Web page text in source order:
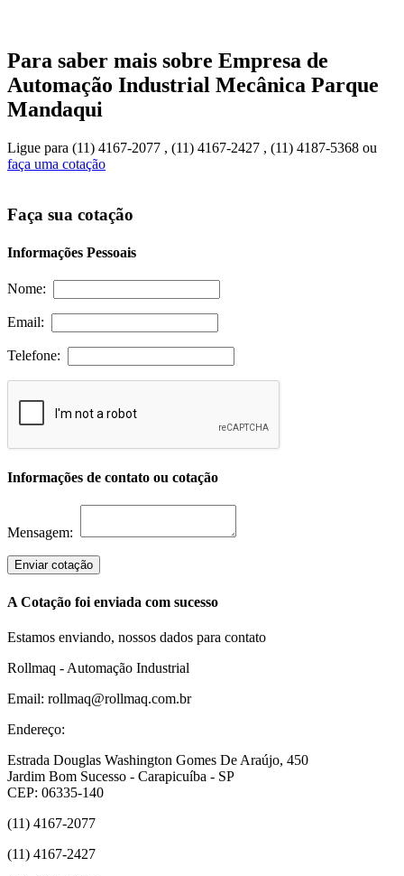
Para saber mais sobre Empresa de
Automação Industrial Mecânica Parque
Mandaqui
Ligue para (11) 4167-2077 , (11) 4167-2427 , (11) 4187-5368 ou
faça uma cotação
Faça sua cotação
Informações Pessoais
Nome:
Email:
Telefone:
Informações de contato ou cotação
Mensagem:
Enviar cotação
A Cotação foi enviada com sucesso
Estamos enviando, nossos dados para contato
Rollmaq - Automação Industrial
Email: rollmaq@rollmaq.com.br
Endereço:
Estrada Douglas Washington Gomes De Araújo, 450
Jardim Bom Sucesso - Carapicuíba - SP
CEP: 06335-140
(11) 4167-2077
(11) 4167-2427